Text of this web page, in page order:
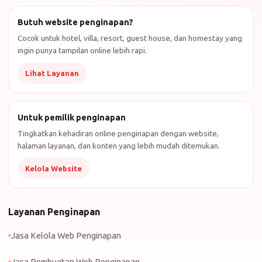
Butuh website penginapan?
Cocok untuk hotel, villa, resort, guest house, dan homestay yang
ingin punya tampilan online lebih rapi.
Lihat Layanan
Untuk pemilik penginapan
Tingkatkan kehadiran online penginapan dengan website,
halaman layanan, dan konten yang lebih mudah ditemukan.
Kelola Website
Layanan Penginapan
Jasa Kelola Web Penginapan